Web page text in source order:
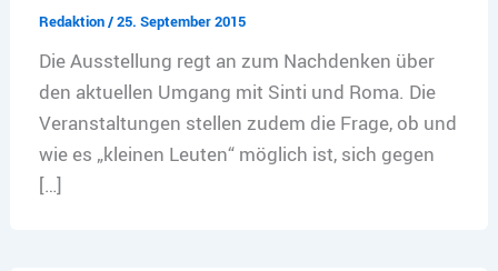
Redaktion/25. September 2015
Die Ausstellung regt an zum Nachdenken über
den aktuellen Umgang mit Sinti und Roma. Die
Veranstaltungen stellen zudem die Frage, ob und
wie es „kleinen Leuten“ möglich ist, sich gegen
[…]